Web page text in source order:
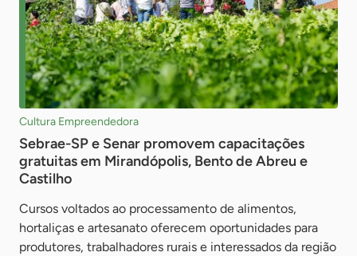
Cultura Empreendedora
Sebrae-SP e Senar promovem capacitações
gratuitas em Mirandópolis, Bento de Abreu e
Castilho
Cursos voltados ao processamento de alimentos,
hortaliças e artesanato oferecem oportunidades para
produtores, trabalhadores rurais e interessados da região